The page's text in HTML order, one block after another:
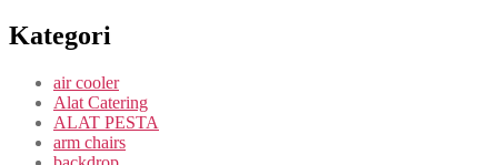
Kategori
air cooler
Alat Catering
ALAT PESTA
arm chairs